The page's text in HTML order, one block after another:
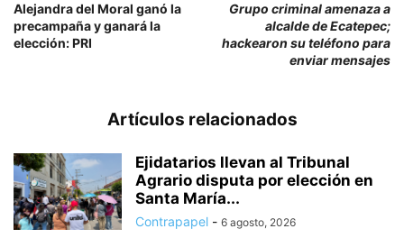
Alejandra del Moral ganó la
precampaña y ganará la
elección: PRI
Grupo criminal amenaza a
alcalde de Ecatepec;
hackearon su teléfono para
enviar mensajes
Artículos relacionados
Ejidatarios llevan al Tribunal
Agrario disputa por elección en
Santa María...
Contrapapel - 6 agosto, 2026